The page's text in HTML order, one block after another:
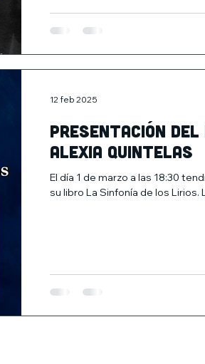
Presentación del
Alexia Quintelas
El día 1 de marzo a las 18:30
su libro La Sinfonía de los Lirios.
12 feb 2025